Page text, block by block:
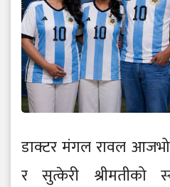
डाक्टर मंगल रावल
र सुत्केरी श्रीमतीको